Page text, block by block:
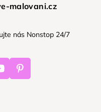
malovani.cz
nás Nonstop 24/7
Youtube Pinterest